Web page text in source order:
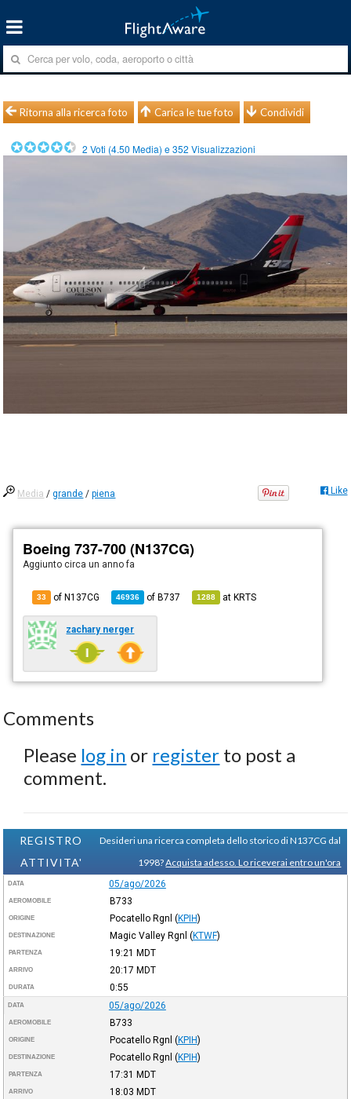
Ritorna alla ricerca foto Carica le tue foto Condividi
2 Voti (4.50 Media) e352 Visualizzazioni
Media /grande /piena Like
Boeing 737-700 (N137CG)
Aggiunto circa un anno fa
33 of N137CG 46936 ofB737 1288 atKRTS
zachary nerger
Comments
Please log in or register to post a
comment.
REGISTRO
ATTIVITA'
Desideri una ricerca completa dello storico di N137CG dal
1998?Acquista adesso. Lo riceverai entro un'ora
DATA 05/ago/2026
AEROMOBILE B733
ORIGINE Pocatello Rgnl (KPIH)
DESTINAZIONE Magic Valley Rgnl (KTWF)
PARTENZA 19:21 MDT
ARRIVO 20:17 MDT
DURATA 0:55
DATA 05/ago/2026
AEROMOBILE B733
ORIGINE Pocatello Rgnl (KPIH)
DESTINAZIONE Pocatello Rgnl (KPIH)
PARTENZA 17:31 MDT
ARRIVO 18:03 MDT